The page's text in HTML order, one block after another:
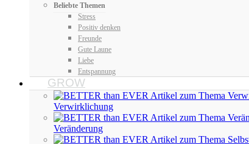
Beliebte Themen
Stress
Positiv denken
Freunde
Gute Laune
Liebe
Entspannung
GROW
Verwirklichung
Veränderung